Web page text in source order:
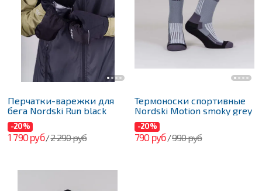
Перчатки-варежки для
бега Nordski Run black
-20%
1 790 руб/2 290 руб
Термоноски спортивные
Nordski Motion smoky grey
-20%
790 руб/990 руб